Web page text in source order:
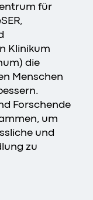
für
Klinikum
die
Menschen
Forschende
um
und
zu